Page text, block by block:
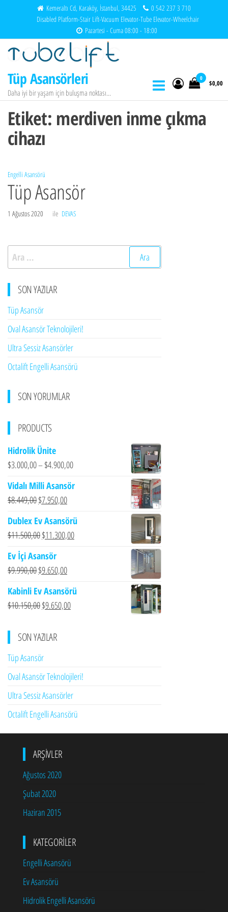
Kemeraltı Cd, Karaköy, İstanbul, 34425
0 542 237 3 710
Disabled Platform-Stair Lift-Vacuum Elevator-Tube Elevator-Wheelchair
Pazartesi - Cuma 08:00 - 18:00
Tüp Asansörleri
Daha iyi bir yaşam için buluşma noktası…
0
$0,00
Etiket: merdiven inme çıkma
cihazı
Engelli Asansörü
Tüp Asansör
1 Ağustos 2020 ile DEVAS
Arama:
SON YAZILAR
Tüp Asansör
Oval Asansör Teknolojileri!
Ultra Sessiz Asansörler
Octalift Engelli Asansörü
SON YORUMLAR
PRODUCTS
Hidrolik Ünite
$3.000,00–$4.900,00
Vidalı Milli Asansör
$8.449,00Orijinal
$8.449,00.
$7.950,00Şu
fiyat:
$7.950,00.
Dublex Ev Asansörü
$11.500,00Orijinal
$11.500,00.
$11.300,00Şu
Ev İçi Asansör
$9.990,00Orijinal
$9.990,00.
$9.650,00Şu
fiyat:
$9.650,00.
Kabinli Ev Asansörü
$10.150,00Orijinal
$10.150,00.
$9.650,00Şu
SON YAZILAR
Tüp Asansör
Oval Asansör Teknolojileri!
Ultra Sessiz Asansörler
Octalift Engelli Asansörü
ARŞIVLER
Ağustos 2020
Şubat 2020
Haziran 2015
KATEGORILER
Engelli Asansörü
Ev Asansörü
Hidrolik Engelli Asansörü